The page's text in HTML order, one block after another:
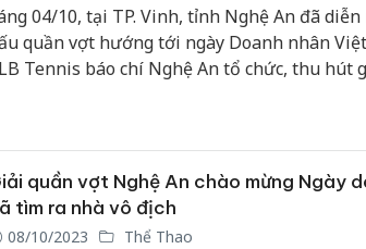
04/10, tại TP. Vinh, tỉnh Nghệ An đã
quần vợt hướng tới ngày Doanh nhân
Tennis báo chí Nghệ An tổ chức, thu hút
quần vợt Nghệ An chào mừng Ngày
tìm ra nhà vô địch
08/10/2023 Thể Thao